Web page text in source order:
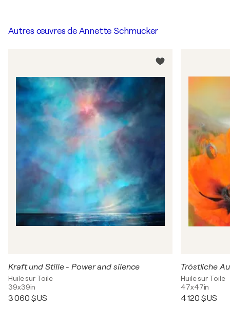
Autres œuvres de Annette Schmucker
Kraft und Stille - Power and silence
Huile sur Toile
39x39in
3 060 $US
Huile sur Toile
47x47in
4 120 $US